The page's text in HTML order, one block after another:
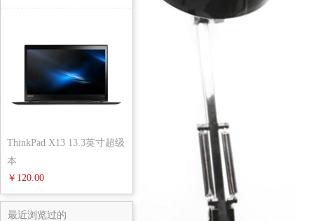
ThinkPad X13 13.3英寸超级
本
￥120.00
最近浏览过的